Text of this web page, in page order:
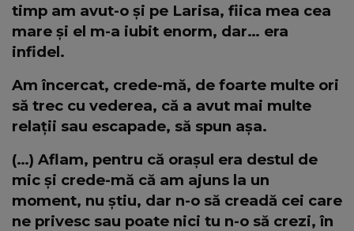
timp am avut-o și pe Larisa, fiica mea cea
mare și el m-a iubit enorm, dar… era
infidel.
Am încercat, crede-mă, de foarte multe ori
să trec cu vederea, că a avut mai multe
relații sau escapade, să spun așa.
(…) Aflam, pentru că orașul era destul de
mic și crede-mă că am ajuns la un
moment, nu știu, dar n-o să creadă cei care
ne privesc sau poate nici tu n-o să crezi, în